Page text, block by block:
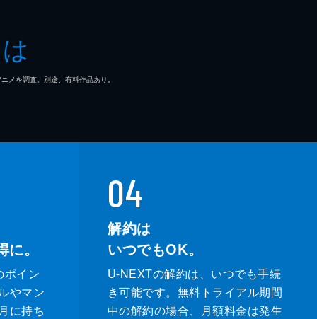
を調査。別途、有料作品あり。
。
ポイン
やマン
に持ち
04
解約は
いつでもOK。
U-NEXTの解約は、いつでも手続
き可能です。無料トライアル期間
中の解約の場合、月額料金は発生